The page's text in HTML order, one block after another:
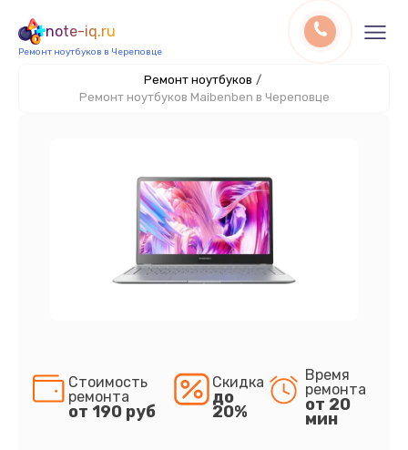
note-iq.ru
Ремонт ноутбуков в Череповце
Ремонт ноутбуков /
Ремонт ноутбуков Maibenben в Череповце
Стоимость
ремонта
от 190 руб
Скидка
до
20%
Время
ремонта
от 20
мин